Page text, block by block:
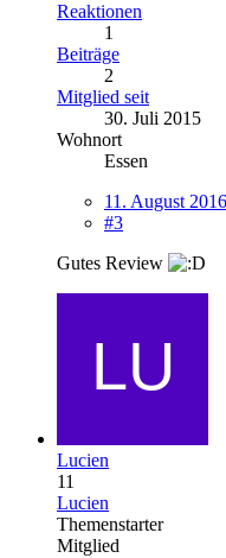
Reaktionen
1
Beiträge
2
Mitglied seit
30. Juli 2015
Wohnort
Essen
11. August 2016
#3
Gutes Review
Lucien
11
Lucien
Themenstarter
Mitglied